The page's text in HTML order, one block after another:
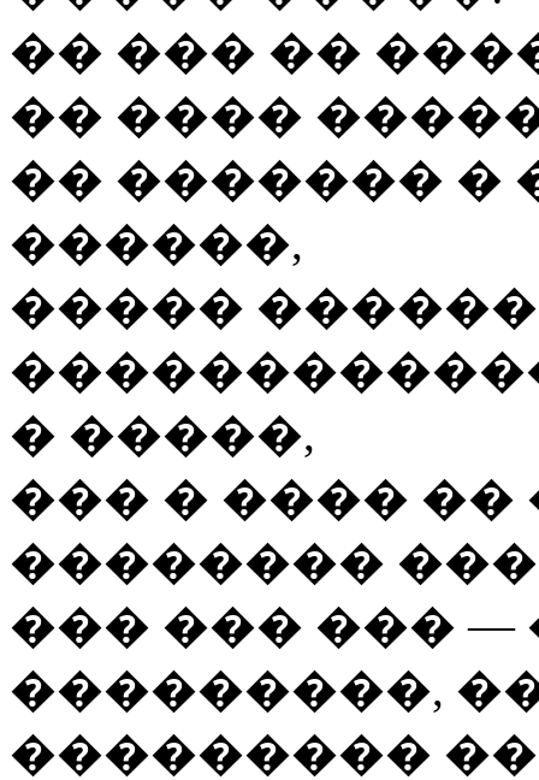
�� ��� ��
�� ����
�� ������� �
������,
�����
� �����,
��� � ���� ��
��������
��� ��� ��� —
���������,
���������